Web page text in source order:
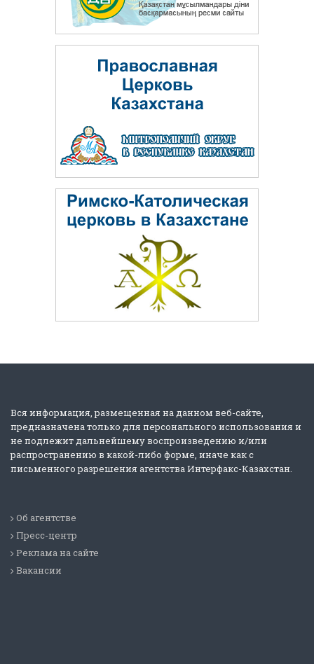
Вся информация, размещенная на данном веб-сайте,
предназначена только для персонального использования и
не подлежит дальнейшему воспроизведению и/или
распространению в какой-либо форме, иначе как с
письменного разрешения агентства Интерфакс-Казахстан.
Об агентстве
Пресс-центр
Реклама на сайте
Вакансии